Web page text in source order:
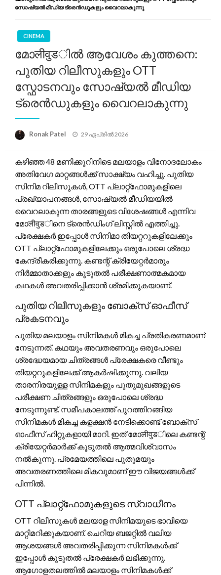
സോഷ്യൽ മീഡിയ ട്രെൻഡുകളും വൈറലാകുന്നു
CINEMA
മോलीवुडിൽ ആവേശം കുത്തനെ:
പുതിയ റിലീസുകളും OTT
സ്ഫോടനവും സോഷ്യൽ മീഡിയ
ട്രെൻഡുകളും വൈറലാകുന്നു
Ronak Patel
Posted
29 ഏപ്രിൽ 2026
കഴിഞ്ഞ 48 മണിക്കൂറിനിടെ മലയാളം വിനോദലോകം
അതിവേഗ മാറ്റങ്ങൾക്ക് സാക്ഷ്യം വഹിച്ചു. പുതിയ
സിനിമ റിലീസുകൾ, OTT പ്ലാറ്റ്‌ഫോമുകളിലെ
പ്രഖ്യാപനങ്ങൾ, സോഷ്യൽ മീഡിയയിൽ
വൈറലാകുന്ന താരങ്ങളുടെ വിശേഷങ്ങൾ എന്നിവ
മോलीवुडിനെ ട്രെൻഡിംഗ് ലിസ്റ്റിൽ എത്തിച്ചു.
പ്രേക്ഷകർ ഇപ്പോൾ സിനിമാ തിയറ്ററുകളിലേക്കും
OTT പ്ലാറ്റ്‌ഫോമുകളിലേക്കും ഒരുപോലെ ശ്രദ്ധ
കേന്ദ്രീകരിക്കുന്നു. കണ്ടന്റ് ക്രിയേറ്റർമാരും
നിർമ്മാതാക്കളും കൂടുതൽ പരീക്ഷണാത്മകമായ
കഥകൾ അവതരിപ്പിക്കാൻ ശ്രമിക്കുകയാണ്.
പുതിയ റിലീസുകളും ബോക്സ് ഓഫീസ്
പ്രകടനവും
പുതിയ മലയാളം സിനിമകൾ മികച്ച പ്രതികരണമാണ്
നേടുന്നത്. കഥയും അവതരണവും ഒരുപോലെ
ശ്രദ്ധേയമായ ചിത്രങ്ങൾ പ്രേക്ഷകരെ വീണ്ടും
തിയറ്ററുകളിലേക്ക് ആകർഷിക്കുന്നു. വലിയ
താരനിരയുള്ള സിനിമകളും പുതുമുഖങ്ങളുടെ
പരീക്ഷണ ചിത്രങ്ങളും ഒരുപോലെ ശ്രദ്ധ
നേടുന്നുണ്ട്. സമീപകാലത്ത് പുറത്തിറങ്ങിയ
സിനിമകൾ മികച്ച കളക്ഷൻ നേടിക്കൊണ്ട് ബോക്സ്
ഓഫീസ് ഹിറ്റുകളായി മാറി. ഇത് മോलीवुडിലെ കണ്ടന്റ്
ക്രിയേറ്റർമാർക്ക് കൂടുതൽ ആത്മവിശ്വാസം
നൽകുന്നു. പ്രമേയത്തിലെ പുതുമയും
അവതരണത്തിലെ മികവുമാണ് ഈ വിജയങ്ങൾക്ക്
പിന്നിൽ.
OTT പ്ലാറ്റ്‌ഫോമുകളുടെ സ്വാധീനം
OTT റിലീസുകൾ മലയാള സിനിമയുടെ ഭാവിയെ
മാറ്റിമറിക്കുകയാണ്. ചെറിയ ബജറ്റിൽ വലിയ
ആശയങ്ങൾ അവതരിപ്പിക്കുന്ന സിനിമകൾക്ക്
ഇപ്പോൾ കൂടുതൽ പ്രേക്ഷകർ ലഭിക്കുന്നു.
ആഗോളതലത്തിൽ മലയാളം സിനിമകൾക്ക്